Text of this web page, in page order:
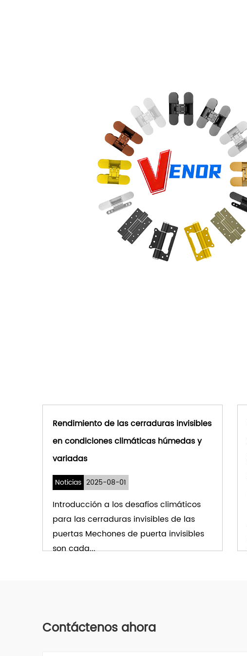
Rendimiento de las cerraduras invisibles
en condiciones climáticas húmedas y
variadas
Noticias 2025-08-01
Introducción a los desafíos climáticos
para las cerraduras invisibles de las
puertas Mechones de puerta invisibles
son cada...
Contáctenos ahora